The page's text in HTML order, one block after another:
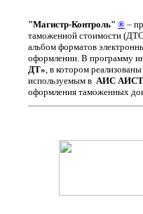
"Магистр-Контроль" ® –
таможенной стоимости
альбом форматов
оформлении. В программу
ДТ», в котором
используемым в АИС
оформления таможенных